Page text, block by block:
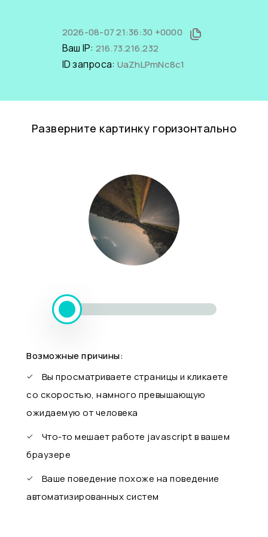
2026-08-07 21:36:30 +0000
Ваш IP: 216.73.216.232
ID запроса: UaZhLPmNc8c1
Разверните картинку горизонтально
Возможные причины:
Вы просматриваете страницы и кликаете
со скоростью, намного превышающую
ожидаемую от человека
Что-то мешает работе javascript в вашем
браузере
Ваше поведение похоже на поведение
автоматизированных систем